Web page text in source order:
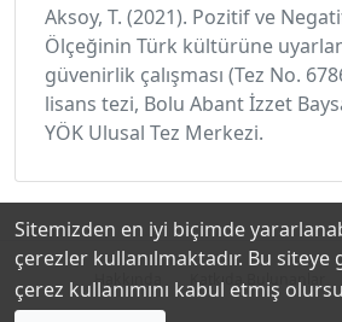
Aksoy, T. (2021). Pozitif ve
Ölçeğinin Türk kültürüne
güvenirlik çalışması (Tez No.
lisans tezi, Bolu Abant İzzet
YÖK Ulusal Tez Merkezi.
Hakkında Katkıda Bulunanlar
Sitemizden en iyi biçimde
çerezler kullanılmaktadır. Bu siteye
çerez kullanımını kabul etmiş